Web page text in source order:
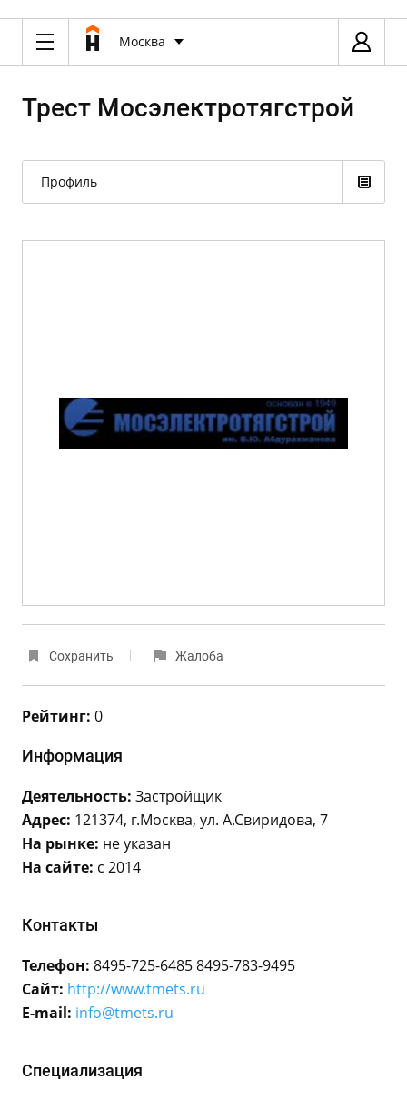
Москва
Трест Мосэлектротягстрой
Профиль
Сохранить Жалоба
Рейтинг: 0
Информация
Деятельность: Застройщик
Адрес: 121374, г.Москва, ул. А.Свиридова, 7
На рынке: не указан
На сайте: с 2014
Контакты
Телефон: 8495-725-6485 8495-783-9495
Сайт: http://www.tmets.ru
E-mail: info@tmets.ru
Специализация